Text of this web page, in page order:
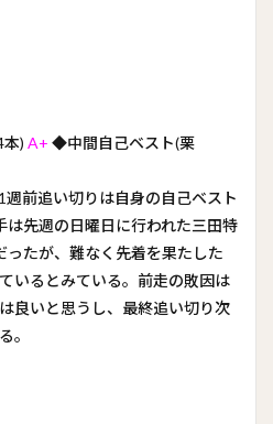
) A+ ◆中間自己ベスト(栗
前追い切りは自身の自己ベスト
は先週の日曜日に行われた三田特
ったが、難なく先着を果たした
いるとみている。前走の敗因は
良いと思うし、最終追い切り次
。